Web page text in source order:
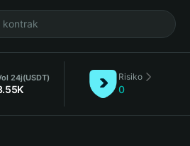
24j(USDT) Risiko
0